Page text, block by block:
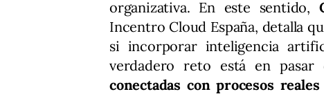
organizativa. En este sentido,
Incentro Cloud España, detalla
si incorporar inteligencia
verdadero reto está en
conectadas con procesos reales